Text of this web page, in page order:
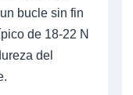
bucle sin fin
de 18-22 N
del